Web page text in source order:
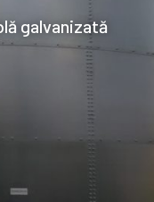
galvanizată